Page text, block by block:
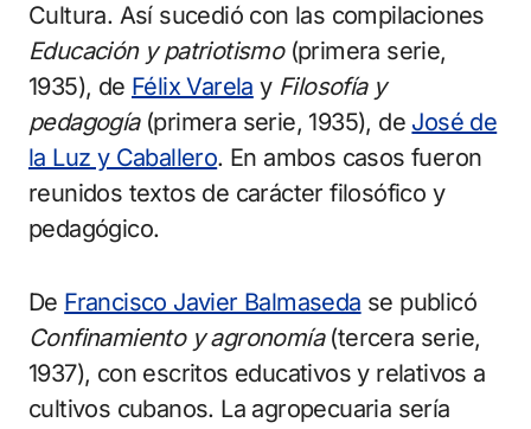
Cultura. Así sucedió con las compilaciones
Educación y patriotismo(primera serie,
1935), de Félix Varela y Filosofía y
pedagogía(primera serie, 1935), de José de
la Luz y Caballero. En ambos casos fueron
reunidos textos de carácter filosófico y
pedagógico.
De Francisco Javier Balmaseda se publicó
Confinamiento y agronomía(tercera serie,
1937), con escritos educativos y relativos a
cultivos cubanos. La agropecuaria sería